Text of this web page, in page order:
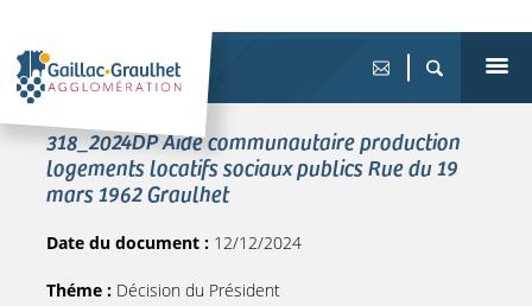
318_2024DP Aide communautaire production
logements locatifs sociaux publics Rue du 19
mars 1962 Graulhet
Date du document : 12/12/2024
Théme : Décision du Président